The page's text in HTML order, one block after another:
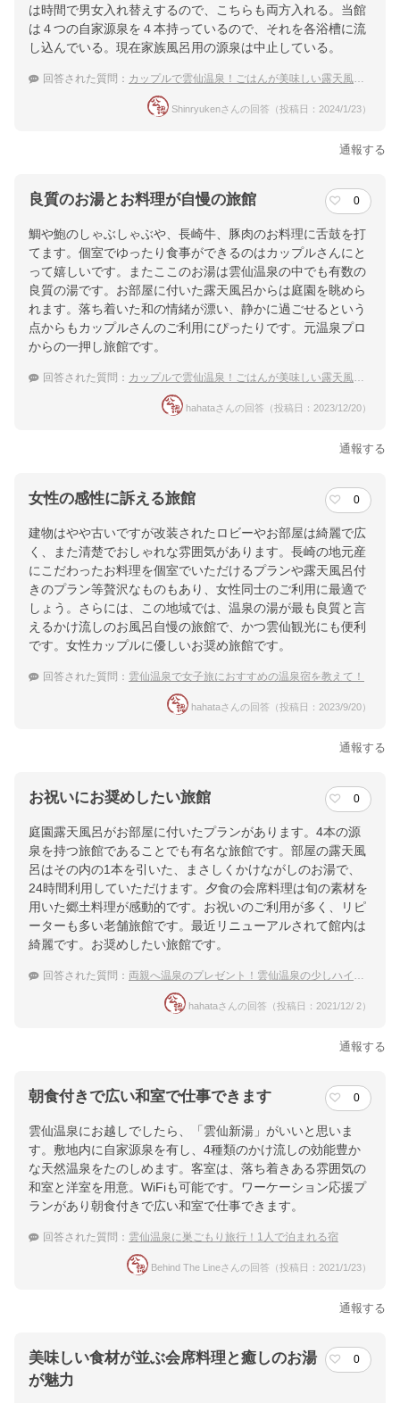
は時間で男女入れ替えするので、こちらも両方入れる。当館
は４つの自家源泉を４本持っているので、それを各浴槽に流
し込んでいる。現在家族風呂用の源泉は中止している。
回答された質問： カップルで雲仙温泉！ごはんが美味しい露天風呂付き客室の温泉宿は？
Shinryukenさんの回答（投稿日：2024/1/23）
通報する
良質のお湯とお料理が自慢の旅館 0
鯛や鮑のしゃぶしゃぶや、長崎牛、豚肉のお料理に舌鼓を打
てます。個室でゆったり食事ができるのはカップルさんにと
って嬉しいです。またここのお湯は雲仙温泉の中でも有数の
良質の湯です。お部屋に付いた露天風呂からは庭園を眺めら
れます。落ち着いた和の情緒が漂い、静かに過ごせるという
点からもカップルさんのご利用にぴったりです。元温泉プロ
からの一押し旅館です。
回答された質問： カップルで雲仙温泉！ごはんが美味しい露天風呂付き客室の温泉宿は？
hahataさんの回答（投稿日：2023/12/20）
通報する
女性の感性に訴える旅館 0
建物はやや古いですが改装されたロビーやお部屋は綺麗で広
く、また清楚でおしゃれな雰囲気があります。長崎の地元産
にこだわったお料理を個室でいただけるプランや露天風呂付
きのプラン等贅沢なものもあり、女性同士のご利用に最適で
しょう。さらには、この地域では、温泉の湯が最も良質と言
えるかけ流しのお風呂自慢の旅館で、かつ雲仙観光にも便利
です。女性カップルに優しいお奨め旅館です。
回答された質問： 雲仙温泉で女子旅におすすめの温泉宿を教えて！
hahataさんの回答（投稿日：2023/9/20）
通報する
お祝いにお奨めしたい旅館 0
庭園露天風呂がお部屋に付いたプランがあります。4本の源
泉を持つ旅館であることでも有名な旅館です。部屋の露天風
呂はその内の1本を引いた、まさしくかけながしのお湯で、
24時間利用していただけます。夕食の会席料理は旬の素材を
用いた郷土料理が感動的です。お祝いのご利用が多く、リピ
ーターも多い老舗旅館です。最近リニューアルされて館内は
綺麗です。お奨めしたい旅館です。
回答された質問： 両親へ温泉のプレゼント！雲仙温泉の少しハイクラスな宿
hahataさんの回答（投稿日：2021/12/ 2）
通報する
朝食付きで広い和室で仕事できます 0
雲仙温泉にお越しでしたら、「雲仙新湯」がいいと思いま
す。敷地内に自家源泉を有し、4種類のかけ流しの効能豊か
な天然温泉をたのしめます。客室は、落ち着きある雰囲気の
和室と洋室を用意。WiFiも可能です。ワーケーション応援プ
ランがあり朝食付きで広い和室で仕事できます。
回答された質問： 雲仙温泉に巣ごもり旅行！1人で泊まれる宿
Behind The Lineさんの回答（投稿日：2021/1/23）
通報する
美味しい食材が並ぶ会席料理と癒しのお湯
が魅力
0